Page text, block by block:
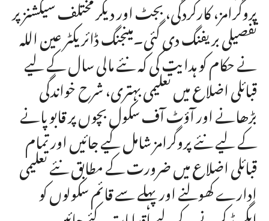
پروگرامز، کارکردگی، بجٹ اور دیگر مختلف سیکشنز پر
تفصیلی بریفنگ دی گئی۔مینجنگ ڈائریکٹر عین اللہ
نے حکام کو ہدایت کی کہ نئے مالی سال کے لیے
قبائلی اضلاع میں تعلیمی بہتری، شرح خواندگی
بڑھانے اور آؤٹ آف سکول بچوں پر قابو پانے
کے لیے نئے پروگرامز شامل کیے جائیں اور تمام
قبائلی اضلاع میں ضرورت کے مطابق نئے تعلیمی
ادارے کھولنے اور پہلے سے قائم سکولوں کو